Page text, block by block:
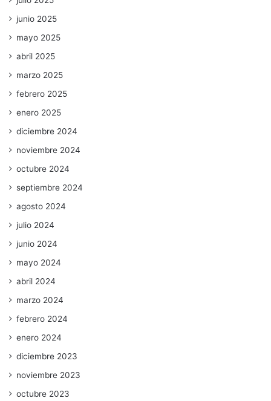
junio 2025
mayo 2025
abril 2025
marzo 2025
febrero 2025
enero 2025
diciembre 2024
noviembre 2024
octubre 2024
septiembre 2024
agosto 2024
julio 2024
junio 2024
mayo 2024
abril 2024
marzo 2024
febrero 2024
enero 2024
diciembre 2023
noviembre 2023
octubre 2023